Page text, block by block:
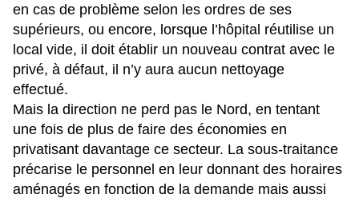
en cas de problème selon les ordres de ses
supérieurs, ou encore, lorsque l’hôpital réutilise un
local vide, il doit établir un nouveau contrat avec le
privé, à défaut, il n’y aura aucun nettoyage
effectué.
Mais la direction ne perd pas le Nord, en tentant
une fois de plus de faire des économies en
privatisant davantage ce secteur. La sous-traitance
précarise le personnel en leur donnant des horaires
aménagés en fonction de la demande mais aussi